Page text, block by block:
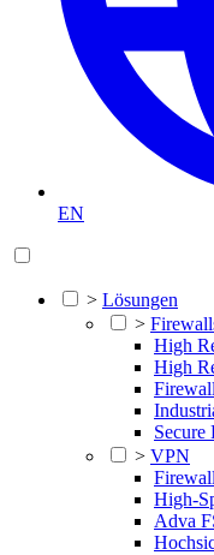
EN
> Lösungen
>
High
High
Secure
> VPN
High-
Adva